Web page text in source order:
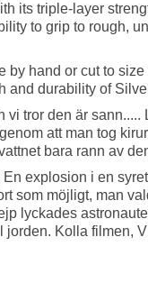
its triple-layer
to grip to rough,
by hand or cut to
and durability of
vi tror den är
att man tog
bara rann av
explosion i en
som möjligt, man
lyckades
jorden. Kolla filmen,